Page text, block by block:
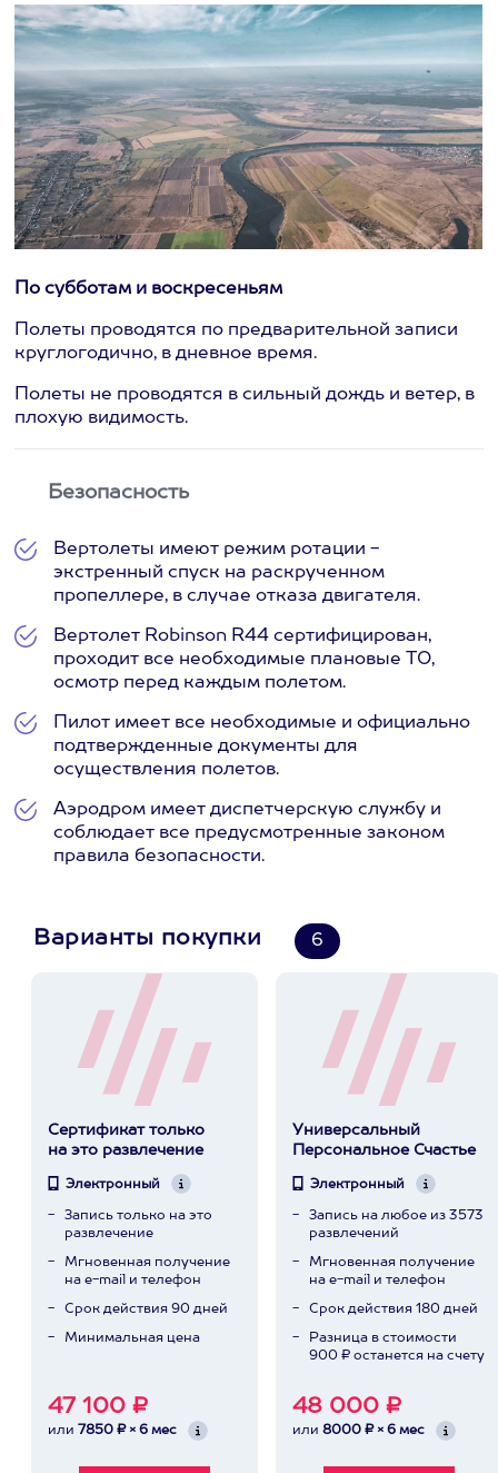
По субботам и воскресеньям
Полеты проводятся по предварительной записи
круглогодично, в дневное время.
Полеты не проводятся в сильный дождь и ветер, в
плохую видимость.
Безопасность
Вертолеты имеют режим ротации -
экстренный спуск на раскрученном
пропеллере, в случае отказа двигателя.
Вертолет Robinson R44 сертифицирован,
проходит все необходимые плановые ТО,
осмотр перед каждым полетом.
Пилот имеет все необходимые и официально
подтвержденные документы для
осуществления полетов.
Аэродром имеет диспетчерскую службу и
соблюдает все предусмотренные законом
правила безопасности.
Варианты покупки 6
Сертификат только
на это развлечение
Электронный
Запись только на это
развлечение
Мгновенная получение
на e-mail и телефон
Срок действия 90 дней
Минимальная цена
47 100 ₽
или 7850 ₽ × 6 мес
Универсальный
Персональное Счастье
Электронный
Запись на любое из 3573
развлечений
Мгновенная получение
на e-mail и телефон
Срок действия 180 дней
Разница в стоимости
900 ₽ останется на счету
48 000 ₽
или 8000 ₽ × 6 мес